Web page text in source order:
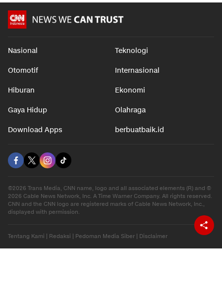
Nasional Teknologi
Otomotif Internasional
Hiburan Ekonomi
Gaya Hidup Olahraga
Download Apps berbuatbaik.id
©2026 Trans Media, CNN name, logo and all associated elements (R) and ©
2026 Cable News Network, Inc. A Time Warner Company. All rights reserved.
CNN and the CNN logo are registered marks of Cable News Network, Inc.,
displayed with permission.
Tentang Kami Redaksi Pedoman Media Siber Disclaimer